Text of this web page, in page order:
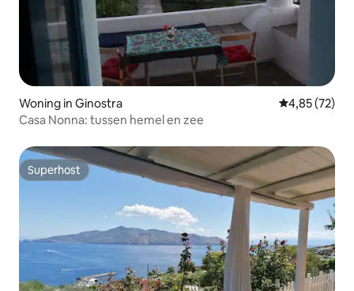
Woning in Ginostra Gemiddelde
4,85 (72)
Casa Nonna: tussen hemel en zee
Superhost
Superhost